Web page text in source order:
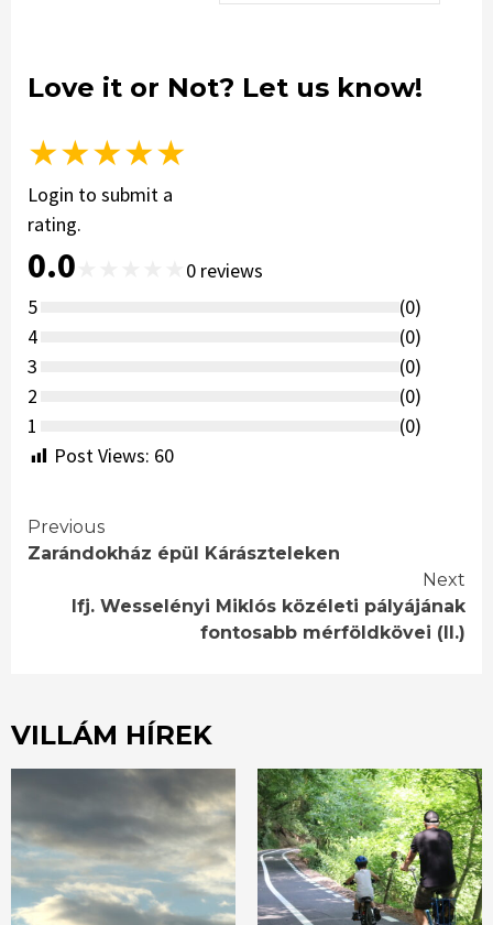
Love it or Not? Let us know!
★★★★★
Login to submit a
rating.
0.0 0 reviews
5
(0)
4
(0)
3
(0)
2
(0)
1
(0)
Post Views: 60
Continue
Previous
Zarándokház épül Kárászteleken
Next
Ifj. Wesselényi Miklós közéleti pályájának
fontosabb mérföldkövei (II.)
VILLÁM HÍREK